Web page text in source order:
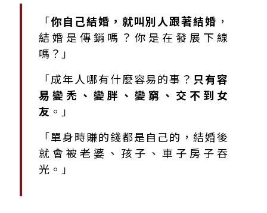
「你自己結婚，就叫別人跟著結婚 ，
結婚是傳銷嗎？你是在發展下線
嗎？」
「成年人哪有什麼容易的事？ 只有容
易變禿、變胖、變窮、交不到女
友 。」
「單身時賺的錢都是自己的，結婚後
就會被老婆、孩子、車子房子吞
光。」